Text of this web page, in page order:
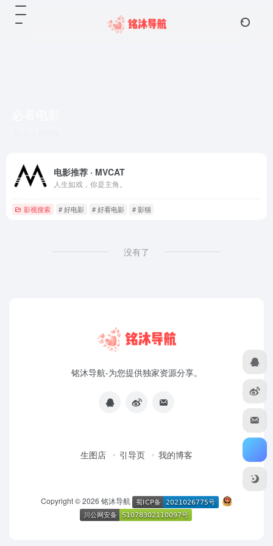
电影推荐 · MVCAT
人生如戏，你是主角。
影视搜索 # 好电影 # 好看电影 # 影猫
没有了
铭沐导航-为您提供独家资源分享。
生图店 引导页 我的博客
Copyright © 2026 铭沐导航